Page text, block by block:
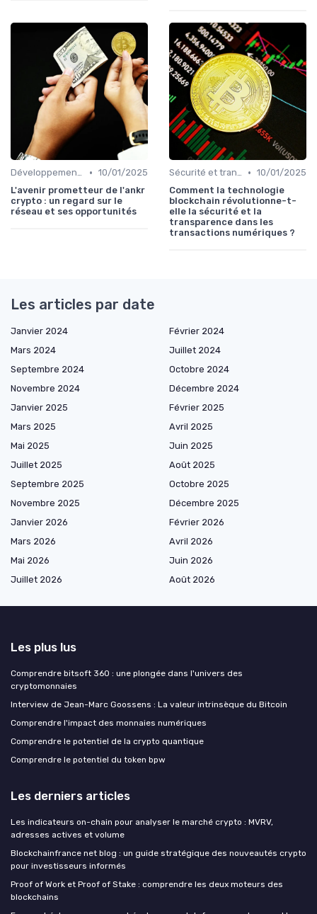
Développements futurs • 10/01/2025
L'avenir prometteur de l'ankr
crypto : un regard sur le
réseau et ses opportunités
Sécurité et transparence • 10/01/2025
Comment la technologie
blockchain révolutionne-t-
elle la sécurité et la
transparence dans les
transactions numériques ?
Les articles par date
Janvier 2024
Février 2024
Mars 2024
Juillet 2024
Septembre 2024
Octobre 2024
Novembre 2024
Décembre 2024
Janvier 2025
Février 2025
Mars 2025
Avril 2025
Mai 2025
Juin 2025
Juillet 2025
Août 2025
Septembre 2025
Octobre 2025
Novembre 2025
Décembre 2025
Janvier 2026
Février 2026
Mars 2026
Avril 2026
Mai 2026
Juin 2026
Juillet 2026
Août 2026
Les plus lus
Comprendre bitsoft 360 : une plongée dans l'univers des
cryptomonnaies
Interview de Jean-Marc Goossens : La valeur intrinsèque du Bitcoin
Comprendre l'impact des monnaies numériques
Comprendre le potentiel de la crypto quantique
Comprendre le potentiel du token bpw
Les derniers articles
Les indicateurs on-chain pour analyser le marché crypto : MVRV,
adresses actives et volume
Blockchainfrance net blog : un guide stratégique des nouveautés crypto
pour investisseurs informés
Proof of Work et Proof of Stake : comprendre les deux moteurs des
blockchains